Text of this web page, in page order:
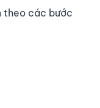
theo các bước